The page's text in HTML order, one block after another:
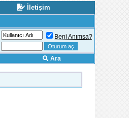
İletişim
Beni Anımsa?
Ara